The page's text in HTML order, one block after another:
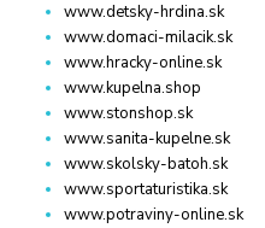
www.detsky-hrdina.sk
www.domaci-milacik.sk
www.hracky-online.sk
www.kupelna.shop
www.stonshop.sk
www.sanita-kupelne.sk
www.skolsky-batoh.sk
www.sportaturistika.sk
www.potraviny-online.sk